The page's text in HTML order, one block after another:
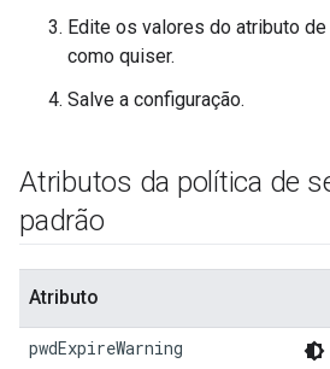
Edite os valores do atributo
como quiser.
Salve a configuração.
Atributos da política de
padrão
Atributo
pwdExpireWarning